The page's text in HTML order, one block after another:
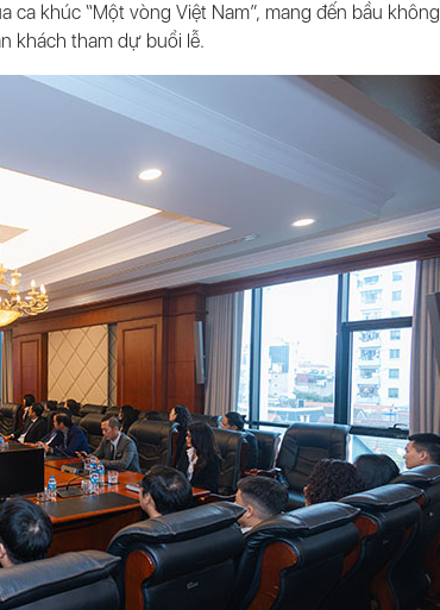
khúc “Một vòng Việt Nam”, mang đến bầu
khách tham dự buổi lễ.